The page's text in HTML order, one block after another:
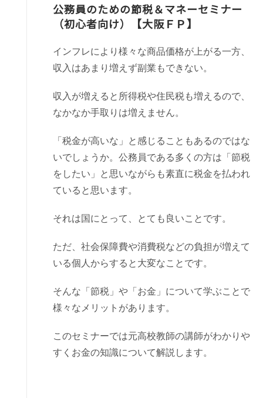
公務員のための節税＆マネーセミナー
（初心者向け）【大阪ＦＰ】
インフレにより様々な商品価格が上がる一方、
収入はあまり増えず副業もできない。
収入が増えると所得税や住民税も増えるので、
なかなか手取りは増えません。
「税金が高いな」と感じることもあるのではな
いでしょうか。公務員である多くの方は「節税
をしたい」と思いながらも素直に税金を払われ
ていると思います。
それは国にとって、とても良いことです。
ただ、社会保障費や消費税などの負担が増えて
いる個人からすると大変なことです。
そんな「節税」や「お金」について学ぶことで
様々なメリットがあります。
このセミナーでは元高校教師の講師がわかりや
すくお金の知識について解説します。